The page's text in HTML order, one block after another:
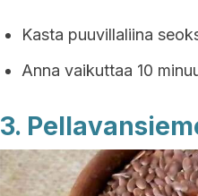
Kasta puuvillaliina
Anna vaikuttaa 10
3.